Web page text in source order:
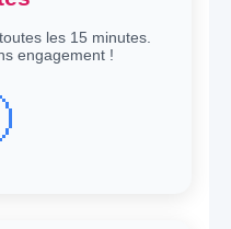
les 15 minutes.
engagement !